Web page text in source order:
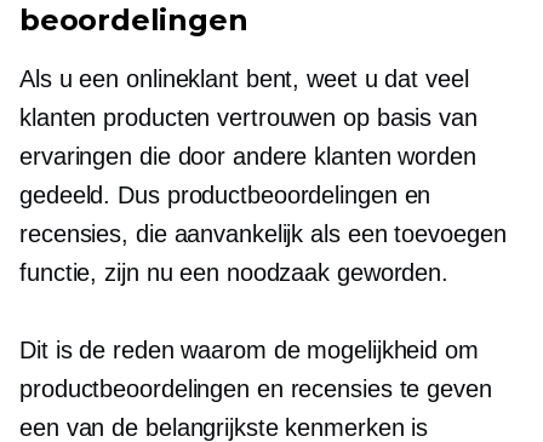
beoordelingen
Als u een onlineklant bent, weet u dat veel
klanten producten vertrouwen op basis van
ervaringen die door andere klanten worden
gedeeld. Dus productbeoordelingen en
recensies, die aanvankelijk als eentoevoegen
functie, zijn nu een noodzaak geworden.
Dit is de reden waarom de mogelijkheid om
productbeoordelingen en recensies te geven
een van de belangrijkste kenmerken is